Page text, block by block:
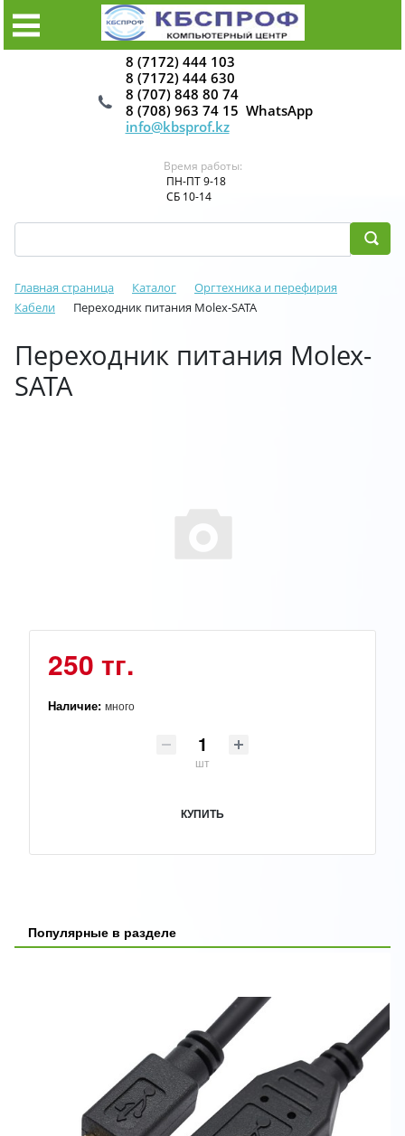
8 (7172) 444 103
8 (7172) 444 630
8 (707) 848 80 74
8 (708) 963 74 15 WhatsApp
info@kbsprof.kz
Время работы:
ПН-ПТ 9-18
СБ 10-14
Главная страница Каталог
Оргтехника и перефирия
Кабели
Переходник питания Molex-SATA
Переходник питания Molex-
SATA
250 тг.
Наличие: много
шт
КУПИТЬ
Популярные в разделе